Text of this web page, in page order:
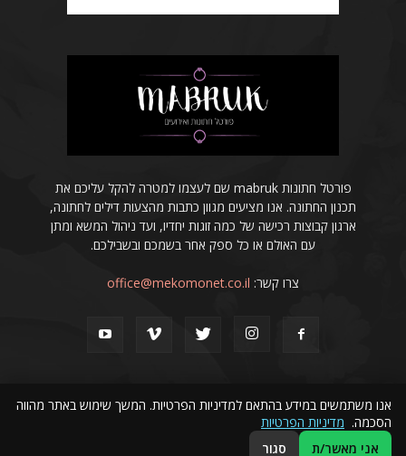
פורטל חתונות mabruk שם לעצמו למטרה להקל עליכם את
תכנון החתונה. אנו מציעים מגוון כתבות מהצעות דילים לחתונה,
ארגון קבוצות רכישה של כמה זוגות יחדיו, ועד ניהול המשא ומתן
עם האולם או כל ספק אחר בשמכם ובשבילכם.
צרו קשר: office@mekomonet.co.il
פרסמו אצלנו הצהרת נגישות
אנו משתמשים במידע בהתאם למדיניות הפרטיות. המשך שימוש באתר מהווה
הסכמה. מדיניות הפרטיות
אני מאשר/ת
סגור